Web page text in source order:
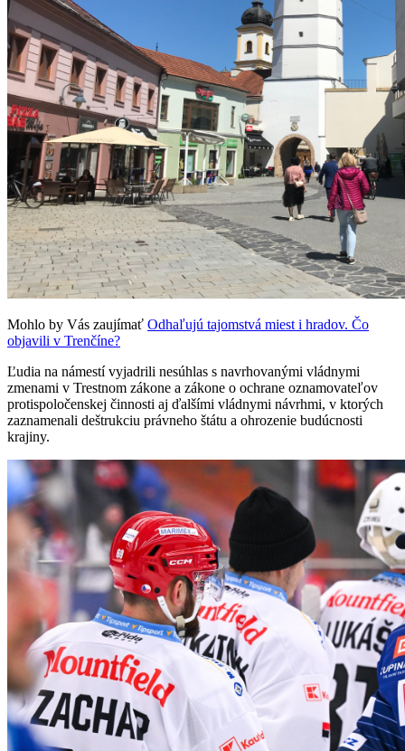
Mohlo by Vás zaujímať Odhaľujú tajomstvá miest i hradov. Čo
objavili v Trenčíne?
Ľudia na námestí vyjadrili nesúhlas s navrhovanými vládnymi
zmenami v Trestnom zákone a zákone o ochrane oznamovateľov
protispoločenskej činnosti aj ďalšími vládnymi návrhmi, v ktorých
zaznamenali deštrukciu právneho štátu a ohrozenie budúcnosti
krajiny.